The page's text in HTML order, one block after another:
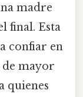
madre
final. Esta
confiar en
de mayor
quienes